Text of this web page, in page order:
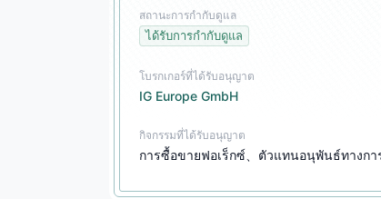
สถานะการกำกับดูแล
ได้รับการกำกับดูแล
โบรกเกอร์ที่ได้รับอนุญาต
IG Europe GmbH
กิจกรรมที่ได้รับอนุญาต
การซื้อขายฟอเร็กซ์、ตัวแทนอนุพันธ์ทางก